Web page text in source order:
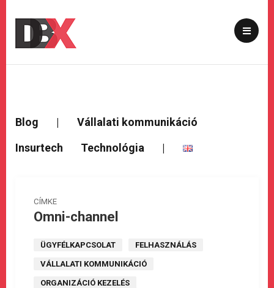
Blog |
Vállalati kommunikáció
Insurtech
Technológia |
CÍMKE
Omni-channel
ÜGYFÉLKAPCSOLAT FELHASZNÁLÁS
VÁLLALATI KOMMUNIKÁCIÓ
ORGANIZÁCIÓ KEZELÉS